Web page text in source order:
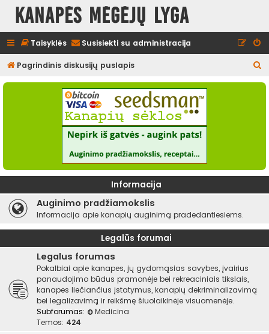
Kanapės mėgėjų lyga
Taisyklės Susisiekti su administracija
Pagrindinis diskusijų puslapis
e
Informacija
Auginimo pradžiamokslis
Informacija apie kanapių auginimą pradedantiesiems.
Legalūs forumai
Legalus forumas
Pokalbiai apie kanapes, jų gydomąsias savybes, įvairius
panaudojimo būdus pramonėje bei rekreaciniais tikslais,
kanapes liečiančius įstatymus, kanapių dekriminalizavimą
bei legalizavimą ir reikšmę šiuolaikinėje visuomenėje.
Subforumas:
Medicina
Temos: 424